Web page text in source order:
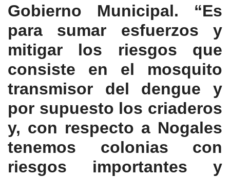
Gobierno Municipal. “Es
para sumar esfuerzos y
mitigar los riesgos que
consiste en el mosquito
transmisor del dengue y
por supuesto los criaderos
y, con respecto a Nogales
tenemos colonias con
riesgos importantes y